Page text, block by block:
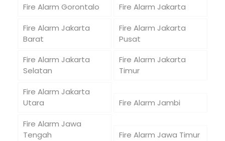
Fire Alarm Gorontalo
Fire Alarm Jakarta
Fire Alarm Jakarta
Barat
Fire Alarm Jakarta
Pusat
Fire Alarm Jakarta
Selatan
Fire Alarm Jakarta
Timur
Fire Alarm Jakarta
Utara
Fire Alarm Jambi
Fire Alarm Jawa
Tengah
Fire Alarm Jawa Timur